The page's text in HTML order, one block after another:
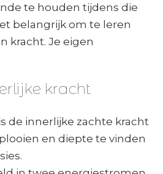
te houden tijdens die
belangrijk om te leren
kracht. Je eigen
kracht
de innerlijke zachte kracht
en diepte te vinden